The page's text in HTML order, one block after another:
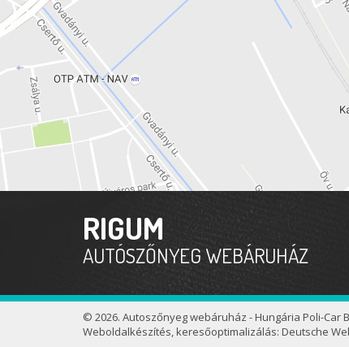
RIGUM
AUTÓSZŐNYEG WEBÁRUHÁZ
© 2026. Autoszőnyeg webáruház - Hungária Poli-Car
Weboldalkészítés,keresőoptimalizálás: Deutsche